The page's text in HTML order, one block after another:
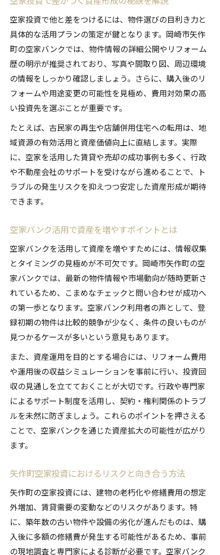
空家投資で他と差をつけるには、物件選びの目利き力と
具体的な活用プランの策定が鍵となります。岡崎市矢作
町の空家バンクでは、物件情報の詳細公開やリフォーム
歴の明示が推奨されており、写真や間取り図、周辺環境
の情報をしっかり確認しましょう。さらに、購入後のリ
フォームや用途変更の可能性を見極め、費用対効果の高
い投資先を選ぶことが重要です。
たとえば、古民家の再生や店舗併用住宅への転用は、地
域資源の有効活用と資産価値向上に直結します。実際
に、空家を活用した賃貸や売却の成功事例も多く、行政
や不動産会社のサポートを受けながら進めることで、ト
ラブルの発生リスクを抑えつつ安定した資産形成が期待
できます。
空家バンク活用で資産を増やすポイントとは
空家バンクを活用して資産を増やすためには、情報収集
とタイミングの見極めが不可欠です。岡崎市矢作町の空
家バンクでは、最新の物件情報や市場動向が随時更新さ
れているため、こまめなチェックと問い合わせが成功へ
の第一歩となります。空家バンク利用者の声として、登
録初期の物件は比較的競争が少なく、条件の良いものが
見つかるケースが多いという意見もあります。
また、資産運用を目的とする場合には、リフォーム費用
や運用後の収益シミュレーションを事前に行い、投資回
収の見通しを立てておくことが大切です。行政や専門家
によるサポート制度を活用し、契約・権利関係のトラブ
ルを未然に防ぎましょう。これらのポイントを押さえる
ことで、空家バンクを通じた資産拡大の可能性が広がり
ます。
矢作町空家投資におけるリスクと向き合う方法
矢作町の空家投資には、建物の老朽化や修繕費用の想定
外増加、賃貸需要の変動などのリスクがあります。特
に、築年数の古い物件や設備の劣化が進んだものは、購
入後に多額の修繕費が発生する可能性があるため、事前
の現地調査と専門家による診断が必要です。空家バンク